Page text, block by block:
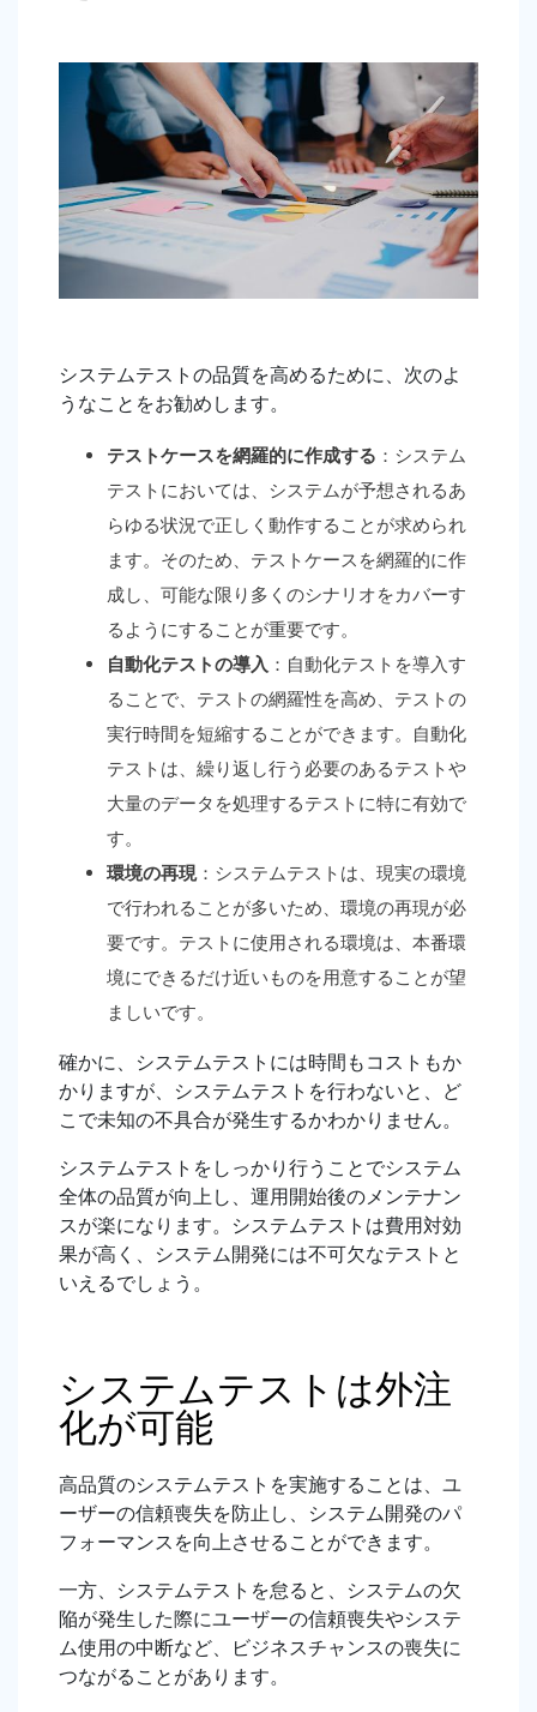
システムテストの品質を高めるために、次のよ
うなことをお勧めします。
テストケースを網羅的に作成する ：システム
テストにおいては、システムが予想されるあ
らゆる状況で正しく動作することが求められ
ます。そのため、テストケースを網羅的に作
成し、可能な限り多くのシナリオをカバーす
るようにすることが重要です。
自動化テストの導入 ：自動化テストを導入す
ることで、テストの網羅性を高め、テストの
実行時間を短縮することができます。自動化
テストは、繰り返し行う必要のあるテストや
大量のデータを処理するテストに特に有効で
す。
環境の再現：システムテストは、現実の環境
で行われることが多いため、環境の再現が必
要です。テストに使用される環境は、本番環
境にできるだけ近いものを用意することが望
ましいです。
確かに、システムテストには時間もコストもか
かりますが、システムテストを行わないと、ど
こで未知の不具合が発生するかわかりません。
システムテストをしっかり行うことでシステム
全体の品質が向上し、運用開始後のメンテナン
スが楽になります。システムテストは費用対効
果が高く、システム開発には不可欠なテストと
いえるでしょう。
システムテストは外注
化が可能
高品質のシステムテストを実施することは、ユ
ーザーの信頼喪失を防止し、システム開発のパ
フォーマンスを向上させることができます。
一方、システムテストを怠ると、システムの欠
陥が発生した際にユーザーの信頼喪失やシステ
ム使用の中断など、ビジネスチャンスの喪失に
つながることがあります。